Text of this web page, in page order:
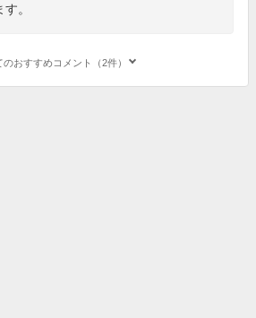
。
のおすすめコメント（2件）